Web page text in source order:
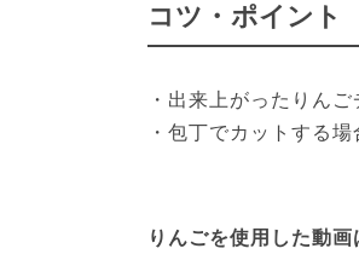
コツ・ポイント
・出来上がったりん
・包丁でカットする
りんごを使用した動画